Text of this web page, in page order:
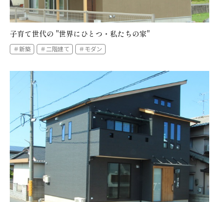
子育て世代の "世界にひとつ・私たちの家"
＃新築 ＃二階建て ＃モダン